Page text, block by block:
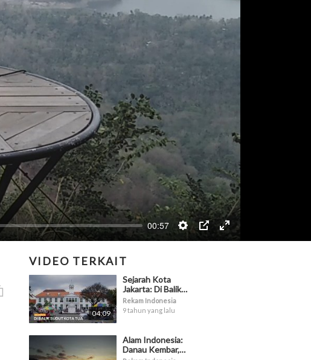
00:57
VIDEO TERKAIT
04:09
Sejarah Kota
Jakarta: Di Balik
Sudut Kota Tua
Rekam Indonesia
9 tahun yang lalu
Alam Indonesia:
Danau Kembar,